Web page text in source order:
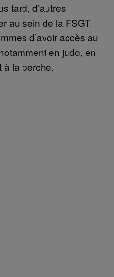
tard, d’autres
au sein de la FSGT,
d’avoir accès au
en judo, en
à la perche.